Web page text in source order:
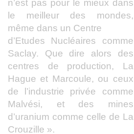
n’est pas pour le mieux dans
le meilleur des mondes,
même dans un Centre
d’Etudes Nucléaires comme
Saclay. Que dire alors des
centres de production, La
Hague et Marcoule, ou ceux
de l’industrie privée comme
Malvési, et des mines
d’uranium comme celle de La
Crouzille ».